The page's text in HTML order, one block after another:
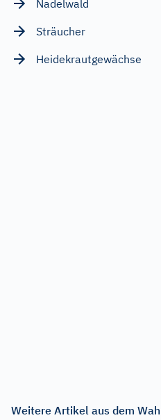
Nadelwald
Sträucher
Heidekrautgewächse
Weitere Artikel aus dem